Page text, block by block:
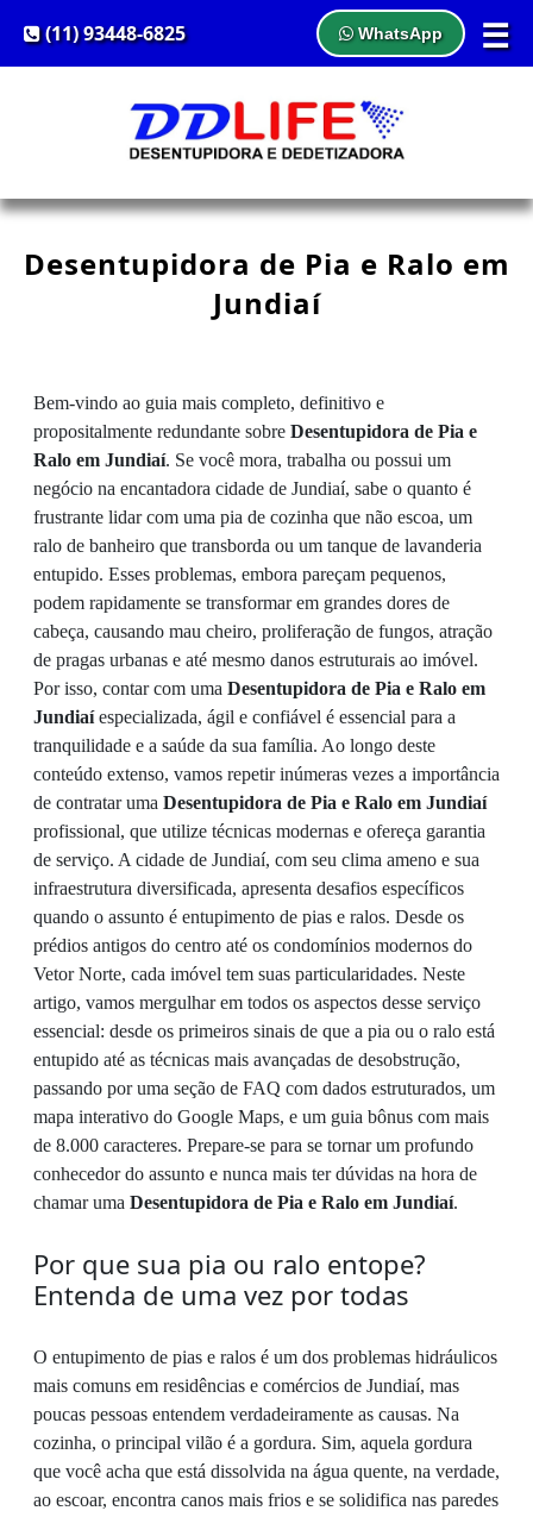
☰
(11) 93448-6825 WhatsApp
Desentupidora de Pia e Ralo em
Jundiaí
Bem-vindo ao guia mais completo, definitivo e
propositalmente redundante sobre Desentupidora de Pia e
Ralo em Jundiaí. Se você mora, trabalha ou possui um
negócio na encantadora cidade de Jundiaí, sabe o quanto é
frustrante lidar com uma pia de cozinha que não escoa, um
ralo de banheiro que transborda ou um tanque de lavanderia
entupido. Esses problemas, embora pareçam pequenos,
podem rapidamente se transformar em grandes dores de
cabeça, causando mau cheiro, proliferação de fungos, atração
de pragas urbanas e até mesmo danos estruturais ao imóvel.
Por isso, contar com uma Desentupidora de Pia e Ralo em
Jundiaíespecializada, ágil e confiável é essencial para a
tranquilidade e a saúde da sua família. Ao longo deste
conteúdo extenso, vamos repetir inúmeras vezes a importância
de contratar uma Desentupidora de Pia e Ralo em Jundiaí
profissional, que utilize técnicas modernas e ofereça garantia
de serviço. A cidade de Jundiaí, com seu clima ameno e sua
infraestrutura diversificada, apresenta desafios específicos
quando o assunto é entupimento de pias e ralos. Desde os
prédios antigos do centro até os condomínios modernos do
Vetor Norte, cada imóvel tem suas particularidades. Neste
artigo, vamos mergulhar em todos os aspectos desse serviço
essencial: desde os primeiros sinais de que a pia ou o ralo está
entupido até as técnicas mais avançadas de desobstrução,
passando por uma seção de FAQ com dados estruturados, um
mapa interativo do Google Maps, e um guia bônus com mais
de 8.000 caracteres. Prepare-se para se tornar um profundo
conhecedor do assunto e nunca mais ter dúvidas na hora de
chamar uma Desentupidora de Pia e Ralo em Jundiaí.
Por que sua pia ou ralo entope?
Entenda de uma vez por todas
O entupimento de pias e ralos é um dos problemas hidráulicos
mais comuns em residências e comércios de Jundiaí, mas
poucas pessoas entendem verdadeiramente as causas. Na
cozinha, o principal vilão é a gordura. Sim, aquela gordura
que você acha que está dissolvida na água quente, na verdade,
ao escoar, encontra canos mais frios e se solidifica nas paredes